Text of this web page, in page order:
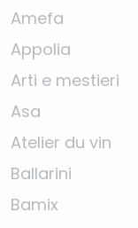
Amefa
Appolia
Arti e mestieri
Asa
Atelier du vin
Ballarini
Bamix